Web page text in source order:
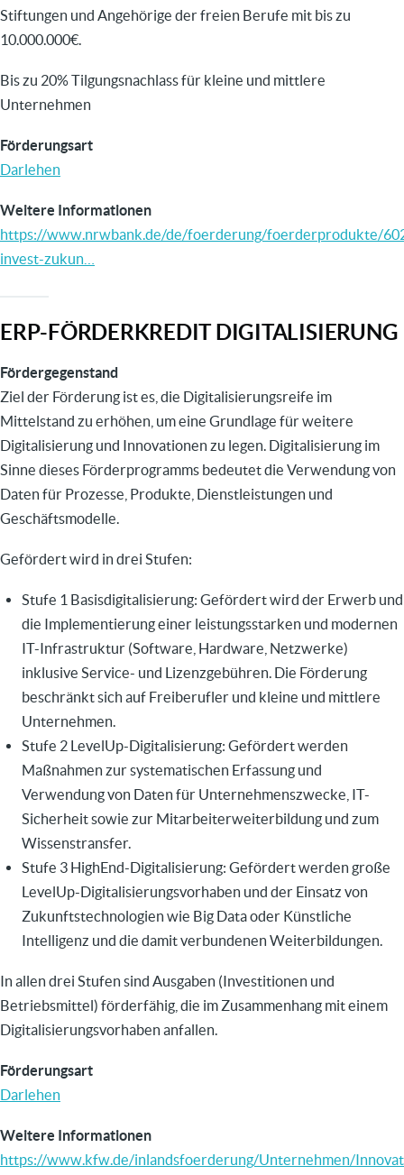
Stiftungen und Angehörige der freien Berufe mit bis zu
10.000.000€.
Bis zu 20% Tilgungsnachlass für kleine und mittlere
Unternehmen
Förderungsart
Darlehen
Weitere Informationen
https://www.nrwbank.de/de/foerderung/foerderprodukte/
invest-zukun…
ERP-FÖRDERKREDIT DIGITALISIERUNG
Fördergegenstand
Ziel der Förderung ist es, die Digitalisierungsreife im
Mittelstand zu erhöhen, um eine Grundlage für weitere
Digitalisierung und Innovationen zu legen. Digitalisierung im
Sinne dieses Förderprogramms bedeutet die Verwendung von
Daten für Prozesse, Produkte, Dienstleistungen und
Geschäftsmodelle.
Gefördert wird in drei Stufen:
Stufe 1 Basisdigitalisierung: Gefördert wird der Erwerb und
die Implementierung einer leistungsstarken und modernen
IT-Infrastruktur (Software, Hardware, Netzwerke)
inklusive Service- und Lizenzgebühren. Die Förderung
beschränkt sich auf Freiberufler und kleine und mittlere
Unternehmen.
Stufe 2 LevelUp-Digitalisierung: Gefördert werden
Maßnahmen zur systematischen Erfassung und
Verwendung von Daten für Unternehmenszwecke, IT-
Sicherheit sowie zur Mitarbeiterweiterbildung und zum
Wissenstransfer.
Stufe 3 HighEnd-Digitalisierung: Gefördert werden große
LevelUp-Digitalisierungsvorhaben und der Einsatz von
Zukunftstechnologien wie Big Data oder Künstliche
Intelligenz und die damit verbundenen Weiterbildungen.
In allen drei Stufen sind Ausgaben (Investitionen und
Betriebsmittel) förderfähig, die im Zusammenhang mit einem
Digitalisierungsvorhaben anfallen.
Förderungsart
Darlehen
Weitere Informationen
https://www.kfw.de/inlandsfoerderung/Unternehmen/